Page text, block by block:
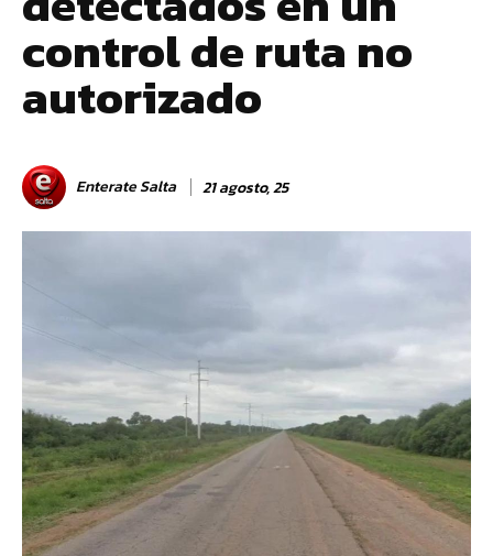
control de ruta no
autorizado
Enterate Salta 21 agosto, 25